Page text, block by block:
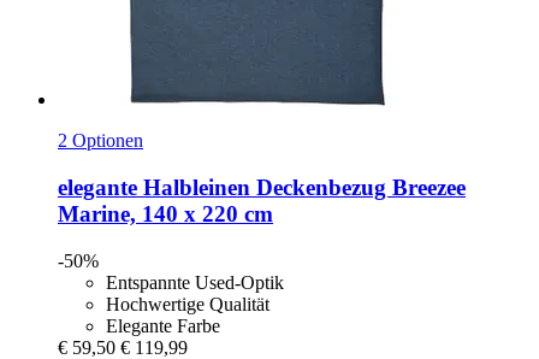
2 Optionen
elegante Halbleinen Deckenbezug Breezee
Marine, 140 x 220 cm
-50%
Entspannte Used-Optik
Hochwertige Qualität
Elegante Farbe
€ 59,50 € 119,99